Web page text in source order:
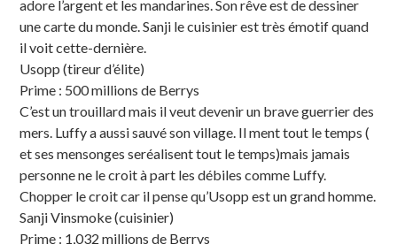
adore l’argent et les mandarines. Son rêve est de dessiner
une carte du monde. Sanji le cuisinier est très émotif quand
il voit cette-dernière.
Usopp (tireur d’élite)
Prime : 500 millions de Berrys
C’est un trouillard mais il veut devenir un brave guerrier des
mers. Luffy a aussi sauvé son village. Il ment tout le temps (
et ses mensonges seréalisent tout le temps)mais jamais
personne ne le croit à part les débiles comme Luffy.
Chopper le croit car il pense qu’Usopp est un grand homme.
Sanji Vinsmoke (cuisinier)
Prime : 1,032 millions de Berrys